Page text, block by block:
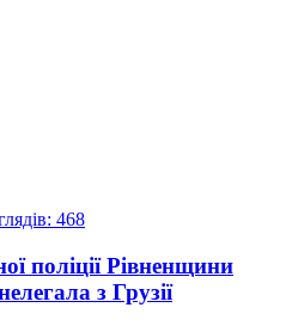
468
поліції Рівненщини
з Грузії